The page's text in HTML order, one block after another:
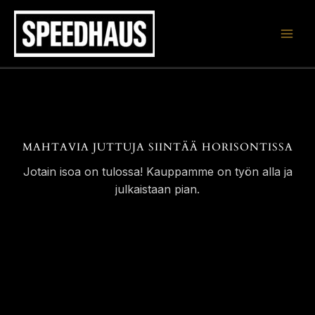
Siirry
sisältöön
MAHTAVIA JUTTUJA SIINTÄÄ HORISONTISSA
Jotain isoa on tulossa! Kauppamme on työn alla ja
julkaistaan pian.